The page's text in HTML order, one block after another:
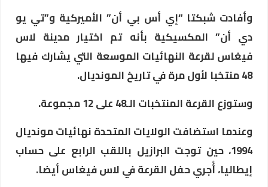
وأفادت شبكتا “إي أس بي أن” الأميركية و”تي يو
دي أن” المكسيكية بأنه تم اختيار مدينة لاس
فيغاس لقرعة النهائيات الموسعة التي يشارك فيها
48 منتخبا لأول مرة في تاريخ المونديال.
وستوزع القرعة المنتخبات الـ48 على 12 مجموعة.
وعندما استضافت الولايات المتحدة نهائيات مونديال
1994، حين توجت البرازيل باللقب الرابع على حساب
إيطاليا، أُجري حفل القرعة في لاس فيغاس أيضا.